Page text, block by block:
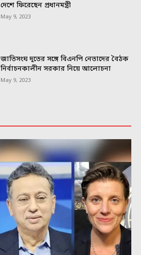
দেশে ফিরেছেন প্রধানমন্ত্রী
May 9, 2023
জাতিসংঘ দূতের সঙ্গে বিএনপি নেতাদের বৈঠক
নির্বাচনকালীন সরকার নিয়ে আলোচনা
May 9, 2023